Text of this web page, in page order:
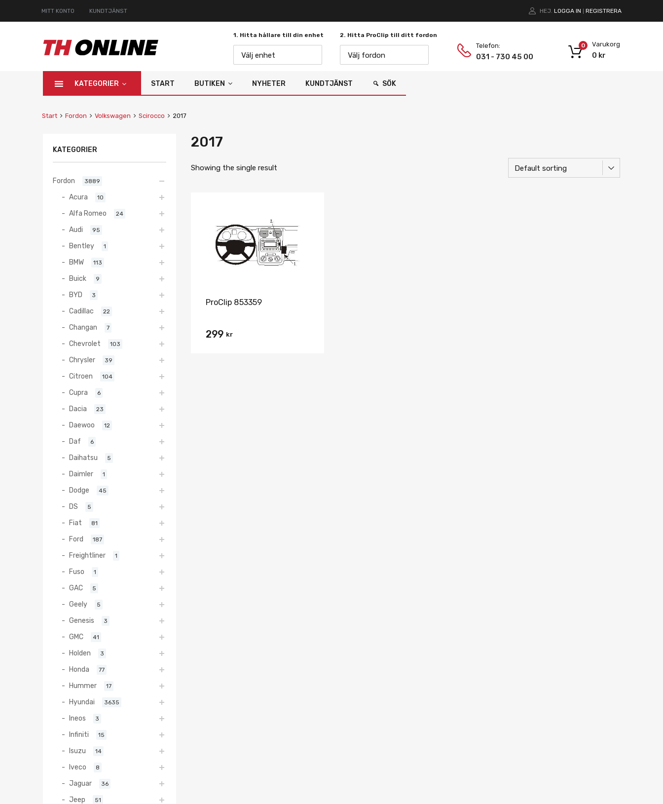
MITT KONTO KUNDTJÄNST HEJ. LOGGA IN REGISTRERA
1. Hitta hållare till din enhet
Välj enhet
2. Hitta ProClip till ditt fordon
Välj fordon
Telefon:
031 - 730 45 00
Varukorg
0 kr
0
KATEGORIER START BUTIKEN NYHETER KUNDTJÄNST SÖK
Start Fordon Volkswagen Scirocco 2017
2017
Showing the single result
ProClip 853359
299 kr
KATEGORIER
Fordon 3889
Acura 10
Alfa Romeo 24
Audi 95
Bentley 1
BMW 113
Buick 9
BYD 3
Cadillac 22
Changan 7
Chevrolet 103
Chrysler 39
Citroen 104
Cupra 6
Dacia 23
Daewoo 12
Daf 6
Daihatsu 5
Daimler 1
Dodge 45
DS 5
Fiat 81
Ford 187
Freightliner 1
Fuso 1
GAC 5
Geely 5
Genesis 3
GMC 41
Holden 3
Honda 77
Hummer 17
Hyundai 3635
Ineos 3
Infiniti 15
Isuzu 14
Iveco 8
Jaguar 36
Jeep 51